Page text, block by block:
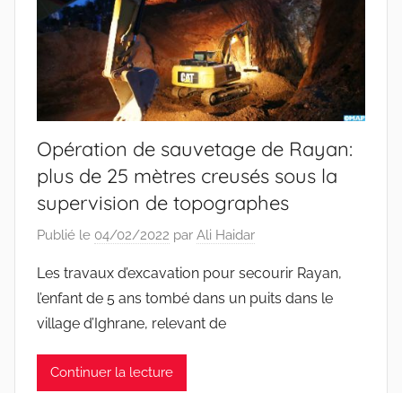
Opération de sauvetage de Rayan:
plus de 25 mètres creusés sous la
supervision de topographes
Publié le 04/02/2022 par Ali Haidar
Les travaux d’excavation pour secourir Rayan,
l’enfant de 5 ans tombé dans un puits dans le
village d’Ighrane, relevant de
Continuer la lecture